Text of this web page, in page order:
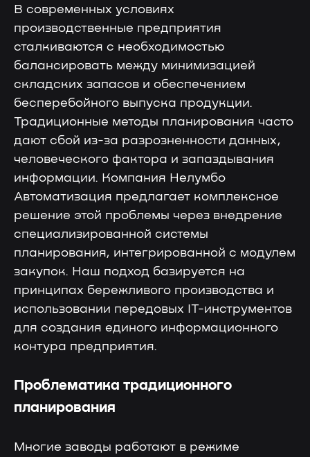
В современных условиях
производственные предприятия
сталкиваются с необходимостью
балансировать между минимизацией
складских запасов и обеспечением
бесперебойного выпуска продукции.
Традиционные методы планирования часто
дают сбой из-за разрозненности данных,
человеческого фактора и запаздывания
информации. Компания Нелумбо
Автоматизация предлагает комплексное
решение этой проблемы через внедрение
специализированной системы
планирования, интегрированной с модулем
закупок. Наш подход базируется на
принципах бережливого производства и
использовании передовых IT-инструментов
для создания единого информационного
контура предприятия.
Проблематика традиционного
планирования
Многие заводы работают в режиме